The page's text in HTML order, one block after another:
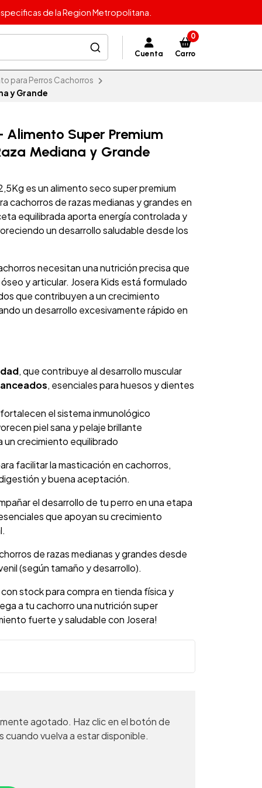
de la Region Metropolitana.
Cuenta
0
Carro
para Perros Cachorros
y Grande
Alimento Super Premium
Mediana y Grande
es un alimento seco super premium
cachorros de razas medianas y grandes en
equilibrada aporta energía controlada y
un desarrollo saludable desde los
necesitan una nutrición precisa que
y articular. Josera Kids está formulado
que contribuyen a un crecimiento
un desarrollo excesivamente rápido en
, que contribuye al desarrollo muscular
, esenciales para huesos y dientes
el sistema inmunológico
piel sana y pelaje brillante
crecimiento equilibrado
facilitar la masticación en cachorros,
y buena aceptación.
el desarrollo de tu perro en una etapa
que apoyan su crecimiento
de razas medianas y grandes desde
(según tamaño y desarrollo).
stock para compra en tienda física y
a tu cachorro una nutrición super
fuerte y saludable con Josera!
agotado. Haz clic en el botón de
cuando vuelva a estar disponible.